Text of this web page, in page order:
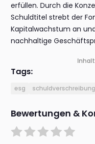
erfüllen. Durch die
Schuldtitel strebt der
Kapitalwachstum an
nachhaltige
Tags:
esg
Bewertungen &